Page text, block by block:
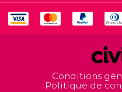
Conditions
Politique de